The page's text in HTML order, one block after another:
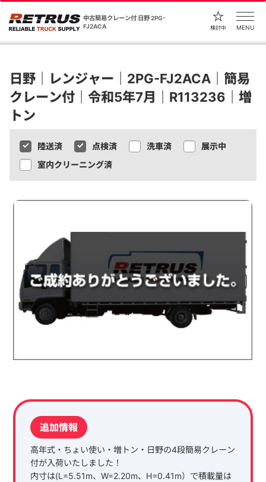
中古簡易クレーン付 日野 2PG-
FJ2ACA
検討中 MENU
日野｜レンジャー｜2PG-FJ2ACA｜簡易
クレーン付｜令和5年7月｜R113236｜増
トン
陸送済 点検済 洗車済
展示中
室内クリーニング済
追加情報
高年式・ちょい使い・増トン・日野の4段簡易クレーン
付が入荷いたしました！
内寸は(L=5.51m、W=2.20m、H=0.41m）で積載量は